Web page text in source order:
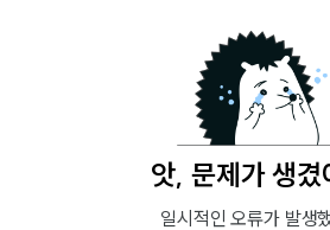
앗, 문제가 생겼
일시적인 오류가 발생